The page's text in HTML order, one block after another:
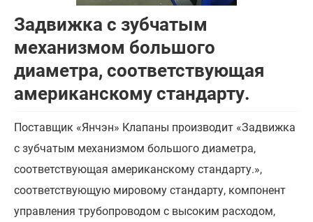
Задвижка с зубчатым
механизмом большого
диаметра, соответствующая
американскому стандарту.
Поставщик «Янчэн» Клапаны производит «Задвижка
с зубчатым механизмом большого диаметра,
соответствующая американскому стандарту.»,
соответствующую мировому стандарту, компонент
управления трубопроводом с высоким расходом,